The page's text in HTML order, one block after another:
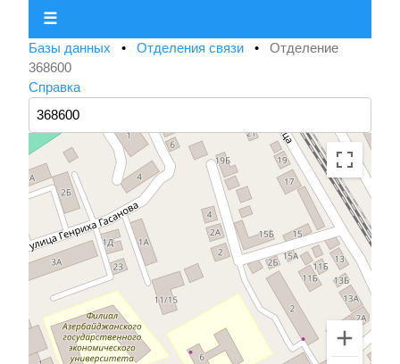
☰
Базы данных • Отделения связи • Отделение
368600
Справка